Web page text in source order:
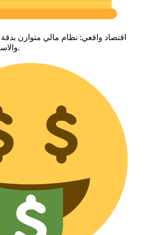
والاستثمارات الاستراتيجية.